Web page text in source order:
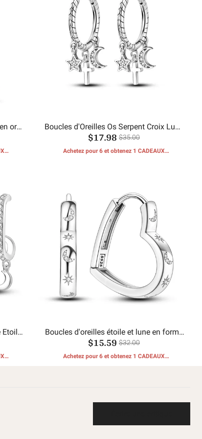
or
Boucles d'Oreilles Os Serpent Croix Lune
et Étoile
$17.98 $35.00
Achetez pour 6 et obtenez 1 CADEAUX
Boucles d'oreilles étoile et lune en forme
de coeur
$15.59 $32.00
Achetez pour 6 et obtenez 1 CADEAUX